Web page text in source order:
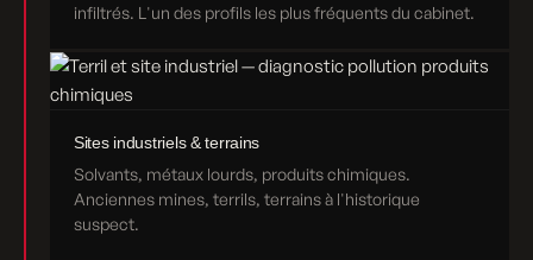
infiltrés. L'un des profils les plus fréquents du cabinet.
Sites industriels & terrains
Solvants, métaux lourds, produits chimiques.
Anciennes mines, terrils, terrains à l'historique
suspect.